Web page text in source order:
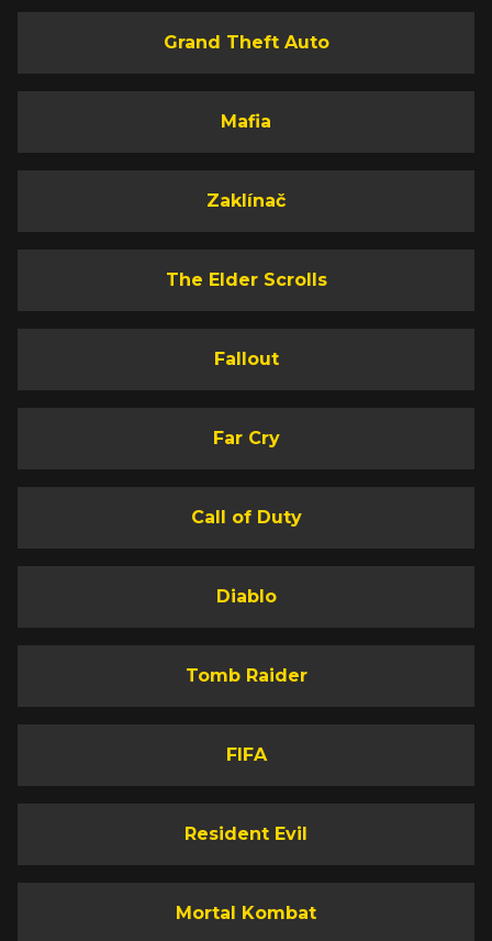
Grand Theft Auto
Mafia
Zaklínač
The Elder Scrolls
Fallout
Far Cry
Call of Duty
Diablo
Tomb Raider
FIFA
Resident Evil
Mortal Kombat